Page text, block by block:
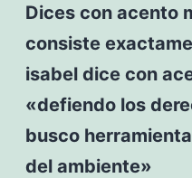
Dices con acento
consiste
isabel dice con
«defiendo los
busco
del ambiente»